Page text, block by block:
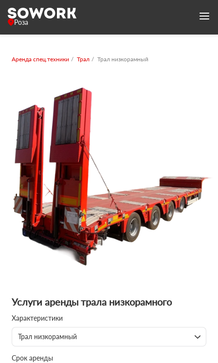
Роза
Аренда спец.техники Трал Трал низкорамный
Услуги аренды трала низкорамного
Характеристики
Трал низкорамный
Срок аренды